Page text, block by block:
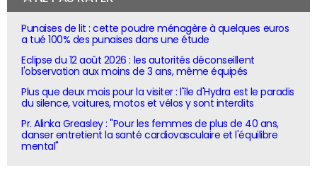
Punaises de lit : cette poudre ménagère à quelques euros
a tué 100% des punaises dans une étude
Eclipse du 12 août 2026 : les autorités déconseillent
l'observation aux moins de 3 ans, même équipés
Plus que deux mois pour la visiter : l'île d'Hydra est le paradis
du silence, voitures, motos et vélos y sont interdits
Pr. Alinka Greasley : "Pour les femmes de plus de 40 ans,
danser entretient la santé cardiovasculaire et l'équilibre
mental"